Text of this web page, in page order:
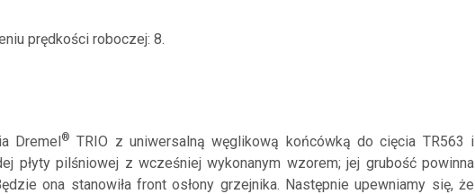
prędkości roboczej: 8.
Dremel® TRIO z uniwersalną węglikową końcówką do cięcia TR563 i
płyty pilśniowej z wcześniej wykonanym wzorem; jej grubość powinna
ona stanowiła front osłony grzejnika. Następnie upewniamy się, że